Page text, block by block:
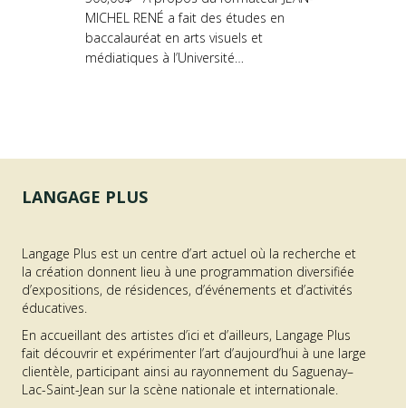
MICHEL RENÉ a fait des études en
baccalauréat en arts visuels et
médiatiques à l’Université…
LANGAGE PLUS
Langage Plus est un centre d’art actuel où la recherche et
la création donnent lieu à une programmation diversifiée
d’expositions, de résidences, d’événements et d’activités
éducatives.
En accueillant des artistes d’ici et d’ailleurs, Langage Plus
fait découvrir et expérimenter l’art d’aujourd’hui à une large
clientèle, participant ainsi au rayonnement du Saguenay–
Lac-Saint-Jean sur la scène nationale et internationale.